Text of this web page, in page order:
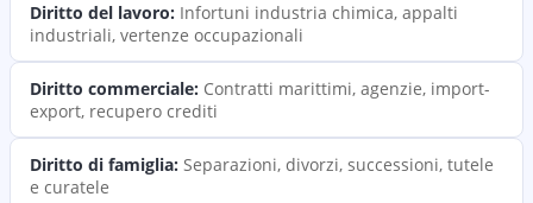
Diritto del lavoro: Infortuni industria chimica, appalti
industriali, vertenze occupazionali
Diritto commerciale: Contratti marittimi, agenzie, import-
export, recupero crediti
Diritto di famiglia: Separazioni, divorzi, successioni, tutele
e curatele